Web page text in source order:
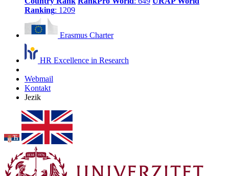
Ranking: 1209
Erasmus Charter
HR Excellence in Research
Webmail
Kontakt
Jezik